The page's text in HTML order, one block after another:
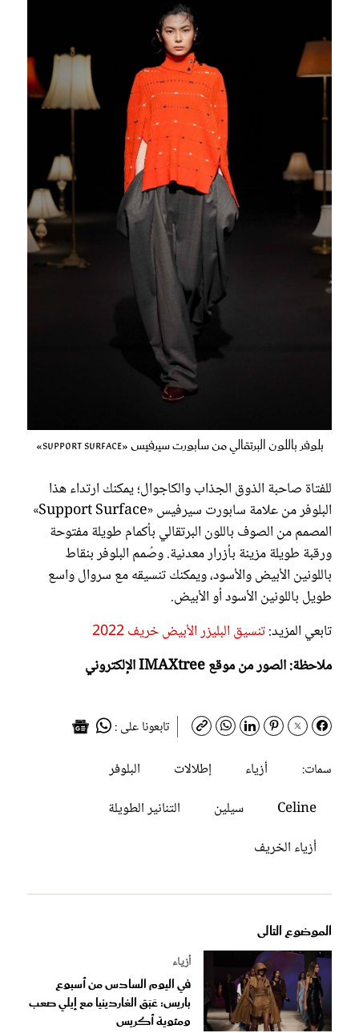
بلوفر باللون البرتقالي من سابورت سيرفيس «Support Surface»
للفتاة صاحبة الذوق الجذاب والكاجوال؛ يمكنك ارتداء هذا
البلوفر من علامة سابورت سيرفيس «Support Surface»
المصمم من الصوف باللون البرتقالي بأكمام طويلة مفتوحة
ورقبة طويلة مزينة بأزرار معدنية. وصُمم البلوفر بنقاط
باللونين الأبيض والأسود، ويمكنك تنسيقه مع سروال واسع
طويل باللونين الأسود أو الأبيض.
تابعي المزيد:تنسيق البليزر الأبيض خريف 2022
ملاحظة: الصور من موقع IMAXtree الإلكتروني
تابعونا على :
سمات:
أزياء إطلالات
البلوفر
Celine
سيلين
التنانير الطويلة
أزياء الخريف
الموضوع التالى
أزياء
في اليوم السادس من أسبوع
باريس: عَبَق الغاردينيا مع إيلي صعب
ومئوية أكريس